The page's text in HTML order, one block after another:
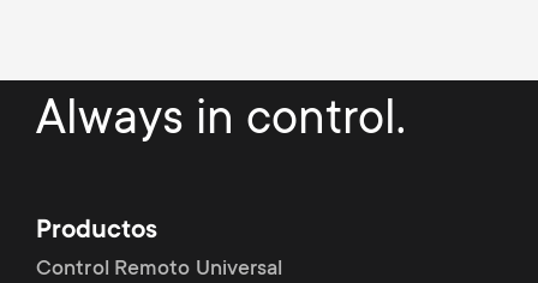
Always in control.
Productos
Control Remoto Universal